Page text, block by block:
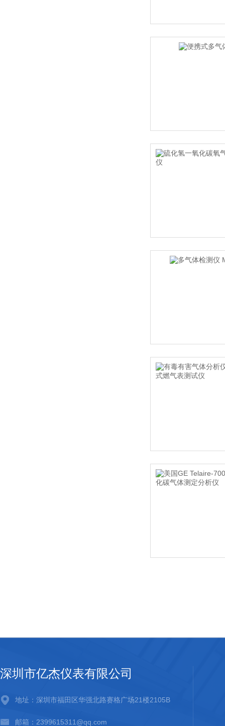
深圳市亿杰仪表有限公司
地址：深圳市福田区华强北路赛格广场21楼2105B
邮箱：2399615311@qq.com